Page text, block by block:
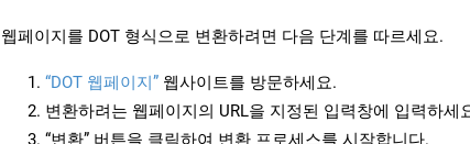
웹페이지를 DOT 형식으로 변환하려면 다음 단계를 따르세요.
“DOT 웹페이지” 웹사이트를 방문하세요.
변환하려는 웹페이지의 URL을 지정된 입력창에 입력하세
“변환” 버튼을 클릭하여 변환 프로세스를 시작합니다.